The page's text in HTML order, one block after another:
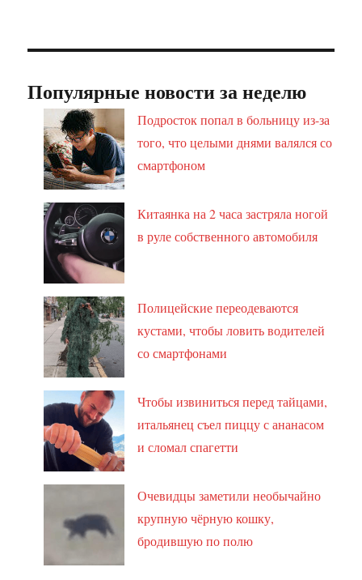
Популярные новости за неделю
Подросток попал в больницу из-за
того, что целыми днями валялся со
смартфоном
Китаянка на 2 часа застряла ногой
в руле собственного автомобиля
Полицейские переодеваются
кустами, чтобы ловить водителей
со смартфонами
Чтобы извиниться перед тайцами,
итальянец съел пиццу с ананасом
и сломал спагетти
Очевидцы заметили необычайно
крупную чёрную кошку,
бродившую по полю